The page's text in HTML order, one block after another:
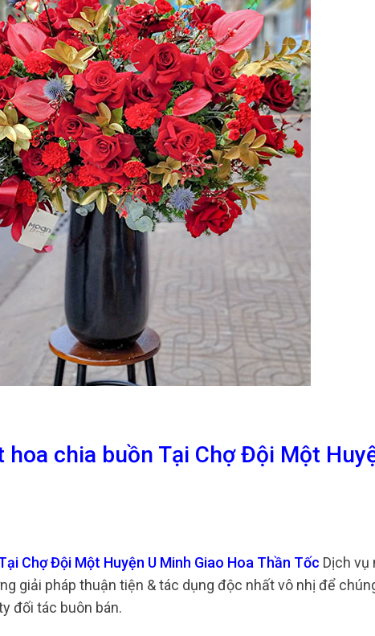
chia buồn Tại Chợ Đội Một
Chợ Đội Một Huyện U Minh Giao Hoa Thần Tốc Dịch vụ
giải pháp thuận tiện & tác dụng độc nhất vô nhị để
đối tác buôn bán.